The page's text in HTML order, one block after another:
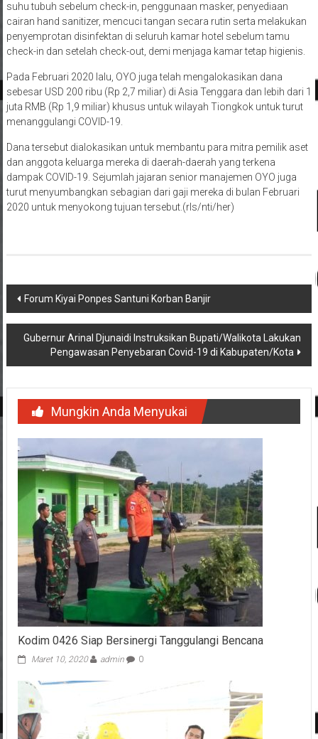
suhu tubuh sebelum check-in, penggunaan masker, penyediaan
cairan hand sanitizer, mencuci tangan secara rutin serta melakukan
penyemprotan disinfektan di seluruh kamar hotel sebelum tamu
check-in dan setelah check-out, demi menjaga kamar tetap higienis.
Pada Februari 2020 lalu, OYO juga telah mengalokasikan dana
sebesar USD 200 ribu (Rp 2,7 miliar) di Asia Tenggara dan lebih dari 1
juta RMB (Rp 1,9 miliar) khusus untuk wilayah Tiongkok untuk turut
menanggulangi COVID-19.
Dana tersebut dialokasikan untuk membantu para mitra pemilik aset
dan anggota keluarga mereka di daerah-daerah yang terkena
dampak COVID-19. Sejumlah jajaran senior manajemen OYO juga
turut menyumbangkan sebagian dari gaji mereka di bulan Februari
2020 untuk menyokong tujuan tersebut.(rls/nti/her)
Navigasi
pos
Forum Kiyai Ponpes Santuni Korban Banjir
Gubernur Arinal Djunaidi Instruksikan Bupati/Walikota Lakukan
Pengawasan Penyebaran Covid-19 di Kabupaten/Kota
Mungkin Anda Menyukai
Kodim 0426 Siap Bersinergi Tanggulangi Bencana
Maret 10, 2020 admin 0